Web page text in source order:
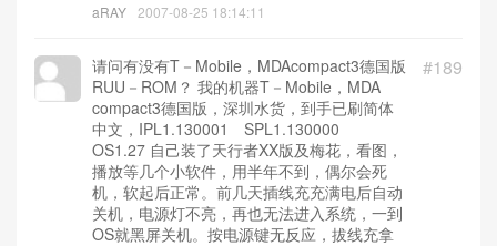
aRAY 2007-08-25 18:14:11
#189
请问有没有T－Mobile，MDAcompact3德国版
RUU－ROM？ 我的机器T－Mobile，MDA
compact3德国版，深圳水货，到手已刷简体
中文，IPL1.130001 SPL1.130000
OS1.27 自己装了天行者XX版及梅花，看图，
播放等几个小软件，用半年不到，偶尔会死
机，软起后正常。前几天插线充充满电后自动
关机，电源灯不亮，再也无法进入系统，一到
OS就黑屏关机。按电源键无反应，拔线充拿